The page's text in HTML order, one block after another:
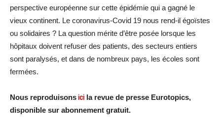
perspective européenne sur cette épidémie qui a gagné le
vieux continent. Le coronavirus-Covid 19 nous rend-il égoïstes
ou solidaires ? La question mérite d’être posée lorsque les
hôpitaux doivent refuser des patients, des secteurs entiers
sont paralysés, et dans de nombreux pays, les écoles sont
fermées.
Nous reproduisonsici la revue de presse Eurotopics,
disponible sur abonnement gratuit.